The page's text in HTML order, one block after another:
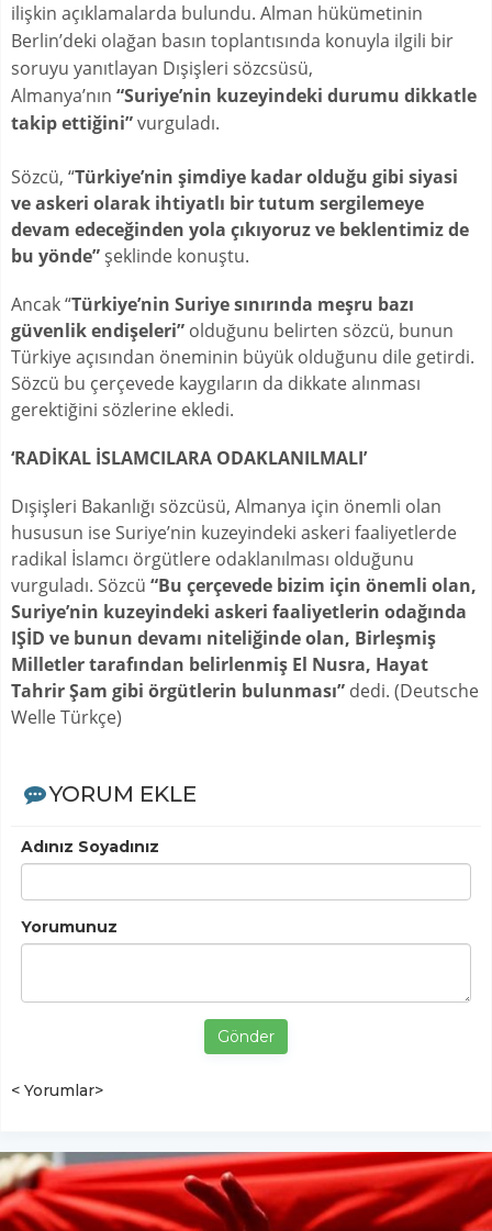
ilişkin açıklamalarda bulundu. Alman hükümetinin
Berlin’deki olağan basın toplantısında konuyla ilgili bir
soruyu yanıtlayan Dışişleri sözcsüsü,
Almanya’nın “Suriye’nin kuzeyindeki durumu dikkatle
takip ettiğini”vurguladı.
Sözcü, “Türkiye’nin şimdiye kadar olduğu gibi siyasi
ve askeri olarak ihtiyatlı bir tutum sergilemeye
devam edeceğinden yola çıkıyoruz ve beklentimiz de
bu yönde”şeklinde konuştu.
Ancak “Türkiye’nin Suriye sınırında meşru bazı
güvenlik endişeleri” olduğunu belirten sözcü, bunun
Türkiye açısından öneminin büyük olduğunu dile getirdi.
Sözcü bu çerçevede kaygıların da dikkate alınması
gerektiğini sözlerine ekledi.
‘RADİKAL İSLAMCILARA ODAKLANILMALI’
Dışişleri Bakanlığı sözcüsü, Almanya için önemli olan
hususun ise Suriye’nin kuzeyindeki askeri faaliyetlerde
radikal İslamcı örgütlere odaklanılması olduğunu
vurguladı. Sözcü “Bu çerçevede bizim için önemli olan,
Suriye’nin kuzeyindeki askeri faaliyetlerin odağında
IŞİD ve bunun devamı niteliğinde olan, Birleşmiş
Milletler tarafından belirlenmiş El Nusra, Hayat
Tahrir Şam gibi örgütlerin bulunması” dedi. (Deutsche
Welle Türkçe)
YORUM EKLE
Adınız Soyadınız
Yorumunuz
Gönder
< Yorumlar>